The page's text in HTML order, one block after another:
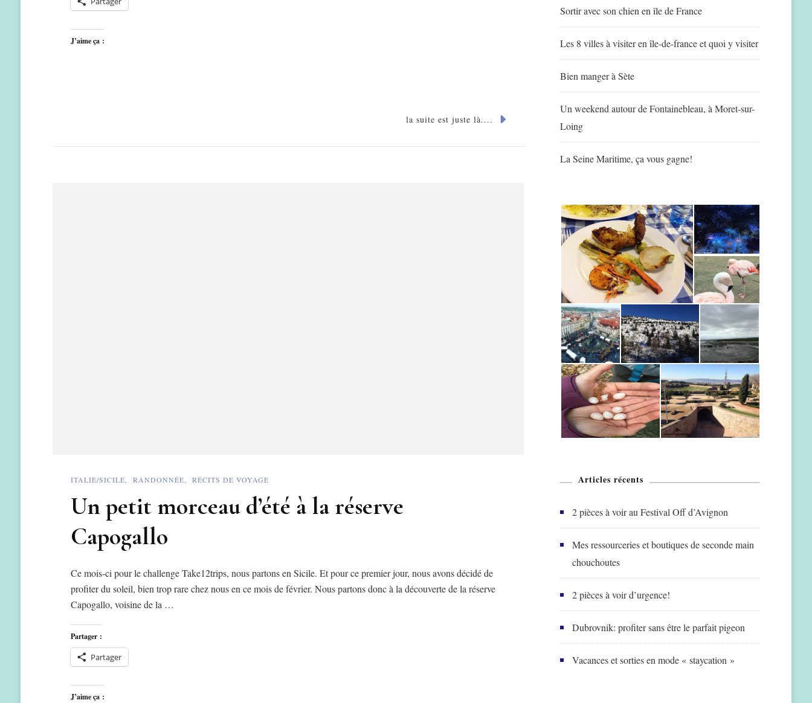
J’aime ça :
la suite est juste là....
ITALIE/SICILE RANDONNÉE RÉCITS DE VOYAGE
Un petit morceau d’été à la réserve
Capogallo
Ce mois-ci pour le challenge Take12trips, nous partons en Sicile. Et pour ce premier jour, nous avons décidé de
profiter du soleil, bien trop rare chez nous en ce mois de février. Nous partons donc à la découverte de la réserve
Capogallo, voisine de la …
Partager :
Partager
J’aime ça :
Sortir avec son chien en île de France
Les 8 villes à visiter en île-de-france et quoi y visiter
Bien manger à Sète
Un weekend autour de Fontainebleau, à Moret-sur-
Loing
La Seine Maritime, ça vous gagne!
Articles récents
2 pièces à voir au Festival Off d’Avignon
Mes ressourceries et boutiques de seconde main
chouchoutes
2 pièces à voir d’urgence!
Dubrovnik: profiter sans être le parfait pigeon
Vacances et sorties en mode « staycation »